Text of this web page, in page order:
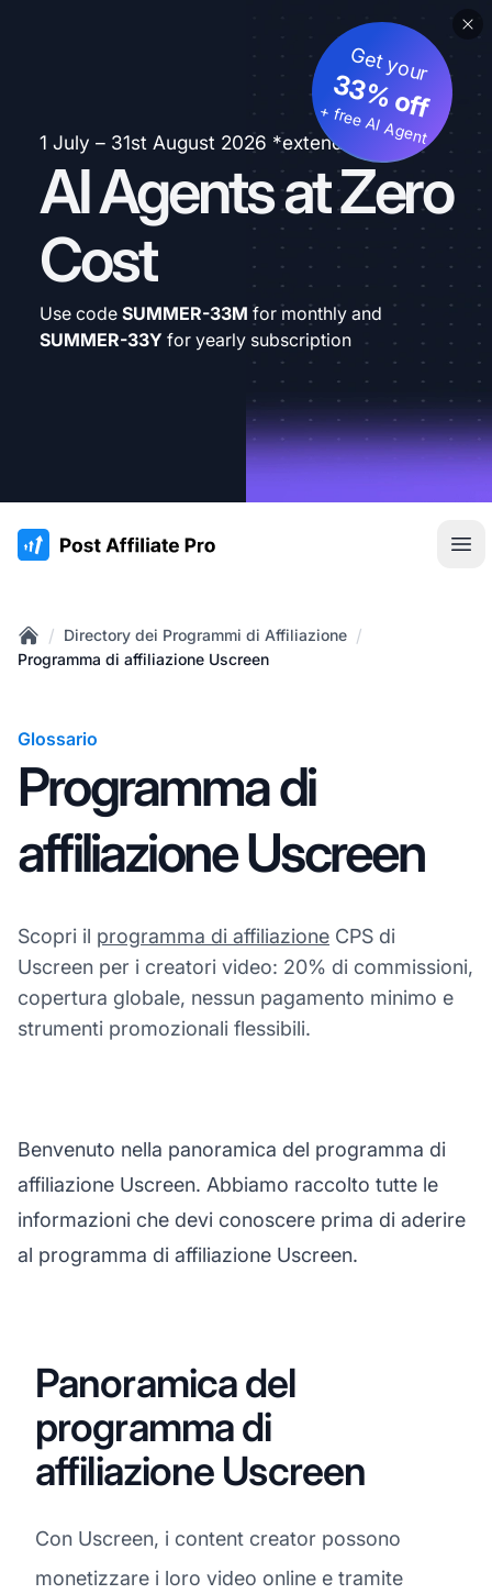
1 July – 31st August 2026 *extended
AI Agents at Zero
Cost
Get your
33% off
+ free AI Agent
Use code SUMMER-33M for monthly and
SUMMER-33Y for yearly subscription
:site.title
Home
/ Directory dei Programmi di Affiliazione /
Programma di affiliazione Uscreen
Glossario
Programma di
affiliazione Uscreen
Scopri il programma di affiliazione CPS di
Uscreen per i creatori video: 20% di commissioni,
copertura globale, nessun pagamento minimo e
strumenti promozionali flessibili.
Benvenuto nella panoramica del programma di
affiliazione Uscreen. Abbiamo raccolto tutte le
informazioni che devi conoscere prima di aderire
al programma di affiliazione Uscreen.
Panoramica del
programma di
affiliazione Uscreen
Con Uscreen, i content creator possono
monetizzare i loro video online e tramite